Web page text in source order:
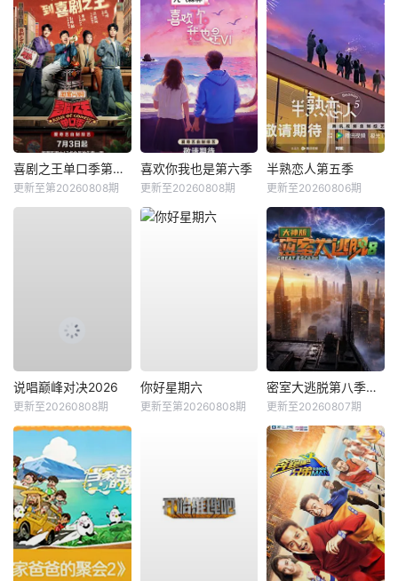
喜剧之王单口季第三季
更新至第20260808期
喜欢你我也是第六季
更新至20260808期
半熟恋人第五季
更新至20260806期
说唱巅峰对决2026
更新至20260808期
你好星期六
更新至第20260808期
密室大逃脱第八季大神版
更新至20260807期